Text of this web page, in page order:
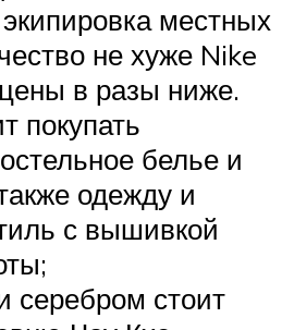
местных
не хуже Nike
в разы ниже.
покупать
белье и
одежду и
с вышивкой
серебром стоит